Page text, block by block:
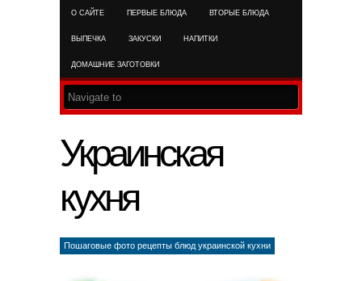
О САЙТЕ ПЕРВЫЕ БЛЮДА ВТОРЫЕ БЛЮДА
ВЫПЕЧКА ЗАКУСКИ НАПИТКИ
ДОМАШНИЕ ЗАГОТОВКИ
Украинская
кухня
Пошаговые фото рецепты блюд украинской кухни